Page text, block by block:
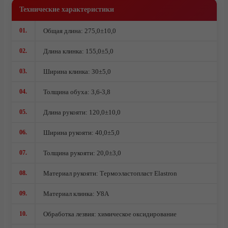
Ножи из стали AUS10Co
Ножи кованые из стали Х12МФ
Технические характеристики
01. Общая длина: 275,0±10,0
02. Длина клинка: 155,0±5,0
03. Ширина клинка: 30±5,0
04. Толщина обуха: 3,6-3,8
05. Длина рукояти: 120,0±10,0
06. Ширина рукояти: 40,0±5,0
07. Толщина рукояти: 20,0±3,0
08. Материал рукояти: Термоэластопласт Elastron
09. Материал клинка: У8А
10. Обработка лезвия: химическое оксидирование